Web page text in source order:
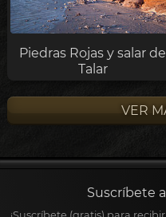
Piedras Rojas y salar de
Talar
VER
Suscríbete